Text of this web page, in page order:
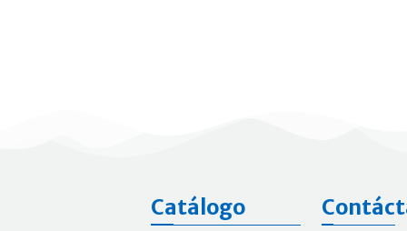
Catálogo